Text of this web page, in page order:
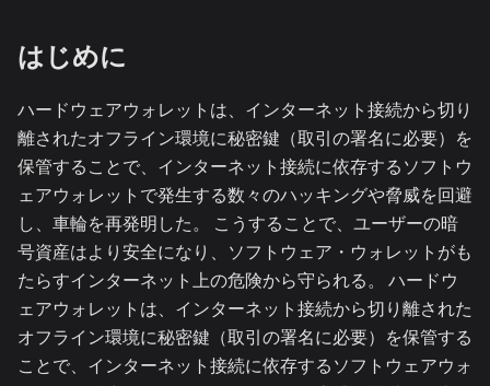
はじめに
ハードウェアウォレットは、インターネット接続から切り
離されたオフライン環境に秘密鍵（取引の署名に必要）を
保管することで、インターネット接続に依存するソフトウ
ェアウォレットで発生する数々のハッキングや脅威を回避
し、車輪を再発明した。 こうすることで、ユーザーの暗
号資産はより安全になり、ソフトウェア・ウォレットがも
たらすインターネット上の危険から守られる。 ハードウ
ェアウォレットは、インターネット接続から切り離された
オフライン環境に秘密鍵（取引の署名に必要）を保管する
ことで、インターネット接続に依存するソフトウェアウォ